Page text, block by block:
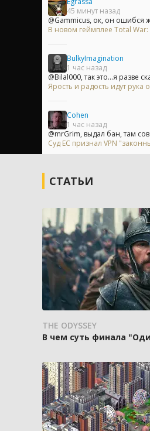
45 минут назад
@Gammicus, ок, он ошибся
В новом геймплее Total
BulkyImagination
1 час назад
@Bilal000, так это...я разве
Ярость и радость идут рука
Cohen
1 час назад
@mrGrim, выдал бан, там
Суд ЕС признал VPN
СТАТЬИ
THE ODYSSEY
В чем суть финала